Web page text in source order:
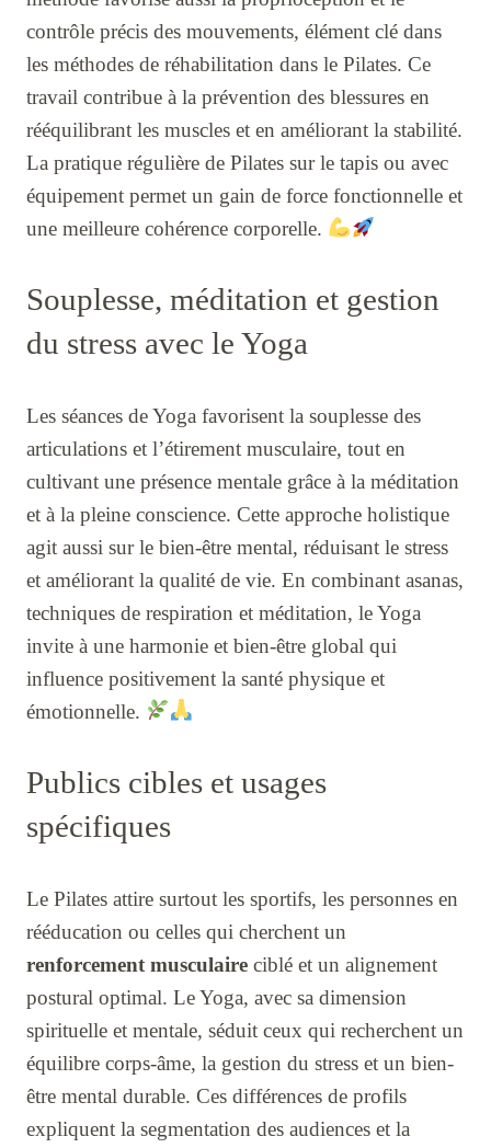
contrôle précis des mouvements, élément clé dans
les méthodes de réhabilitation dans le Pilates. Ce
travail contribue à la prévention des blessures en
rééquilibrant les muscles et en améliorant la stabilité.
La pratique régulière de Pilates sur le tapis ou avec
équipement permet un gain de force fonctionnelle et
une meilleure cohérence corporelle.
Souplesse, méditation et gestion
du stress avec le Yoga
Les séances de Yoga favorisent la souplesse des
articulations et l’étirement musculaire, tout en
cultivant une présence mentale grâce à la méditation
et à la pleine conscience. Cette approche holistique
agit aussi sur le bien-être mental, réduisant le stress
et améliorant la qualité de vie. En combinant asanas,
techniques de respiration et méditation, le Yoga
invite à une harmonie et bien-être global qui
influence positivement la santé physique et
émotionnelle.
Publics cibles et usages
spécifiques
Le Pilates attire surtout les sportifs, les personnes en
rééducation ou celles qui cherchent un
renforcement musculaire ciblé et un alignement
postural optimal. Le Yoga, avec sa dimension
spirituelle et mentale, séduit ceux qui recherchent un
équilibre corps-âme, la gestion du stress et un bien-
être mental durable. Ces différences de profils
expliquent la segmentation des audiences et la